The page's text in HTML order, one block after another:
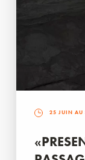
25 JUIN AU